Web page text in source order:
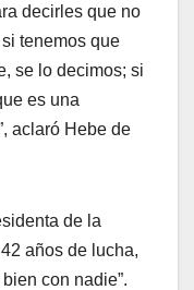
decirles que no
tenemos que
se lo decimos; si
es una
aclaró Hebe de
de la
años de lucha,
con nadie”.